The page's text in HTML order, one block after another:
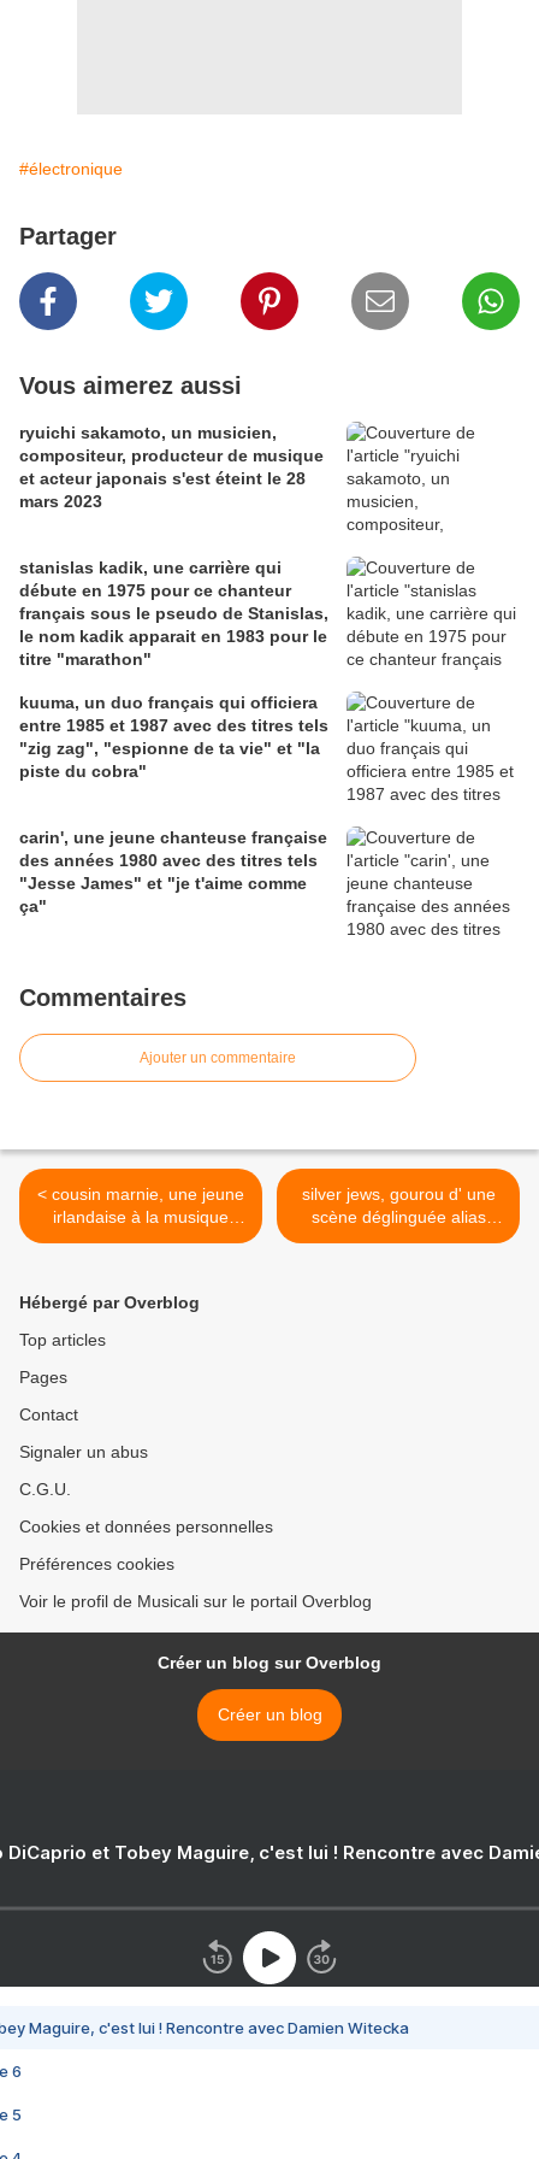
#électronique
Partager
Vous aimerez aussi
ryuichi sakamoto, un musicien,
compositeur, producteur de musique
et acteur japonais s'est éteint le 28
mars 2023
stanislas kadik, une carrière qui
débute en 1975 pour ce chanteur
français sous le pseudo de Stanislas,
le nom kadik apparait en 1983 pour le
titre "marathon"
kuuma, un duo français qui officiera
entre 1985 et 1987 avec des titres tels
"zig zag", "espionne de ta vie" et "la
piste du cobra"
carin', une jeune chanteuse française
des années 1980 avec des titres tels
"Jesse James" et "je t'aime comme
ça"
Commentaires
Ajouter un commentaire
< cousin marnie, une jeune
irlandaise à la musique
ténébreuse
silver jews, gourou d' une
scène déglinguée alias
david berman >
Hébergé par Overblog
Top articles
Pages
Contact
Signaler un abus
C.G.U.
Cookies et données personnelles
Préférences cookies
Voir le profil de Musicali sur le portail Overblog
Créer un blog sur Overblog
Créer un blog
DiCaprio et Tobey Maguire, c'est lui ! Rencontre avec
Maguire, c'est lui ! Rencontre avec Damien Witecka
6
5